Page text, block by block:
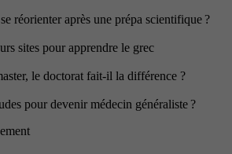
réorienter après une prépa scientifique ?
sites pour apprendre le grec
le doctorat fait-il la différence ?
pour devenir médecin généraliste ?